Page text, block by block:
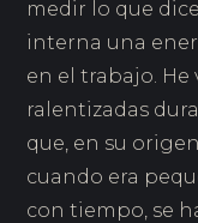
medir lo que
interna una
en el trabajo.
ralentizadas
que, en su
cuando era
con tiempo, se